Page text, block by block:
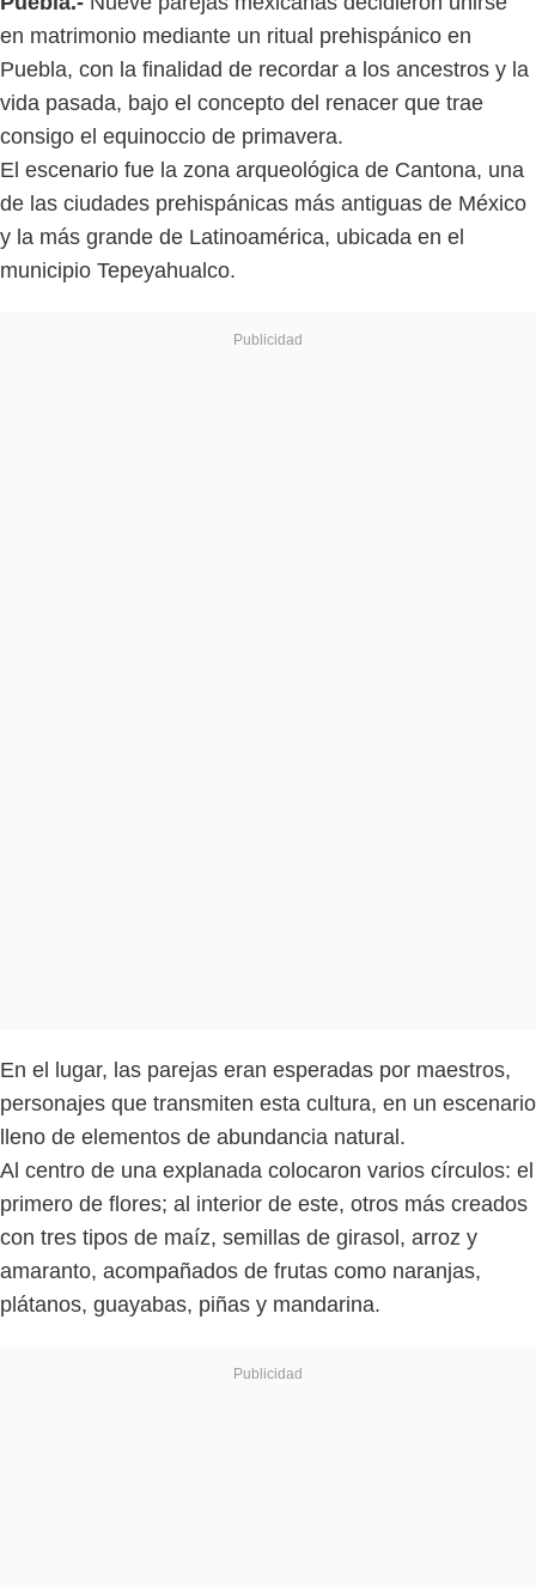
en matrimonio mediante un ritual prehispánico en
Puebla, con la finalidad de recordar a los ancestros y la
vida pasada, bajo el concepto del renacer que trae
consigo el equinoccio de primavera.
El escenario fue la zona arqueológica de Cantona, una
de las ciudades prehispánicas más antiguas de México
y la más grande de Latinoamérica, ubicada en el
municipio Tepeyahualco.
En el lugar, las parejas eran esperadas por maestros,
personajes que transmiten esta cultura, en un escenario
lleno de elementos de abundancia natural.
Al centro de una explanada colocaron varios círculos: el
primero de flores; al interior de este, otros más creados
con tres tipos de maíz, semillas de girasol, arroz y
amaranto, acompañados de frutas como naranjas,
plátanos, guayabas, piñas y mandarina.